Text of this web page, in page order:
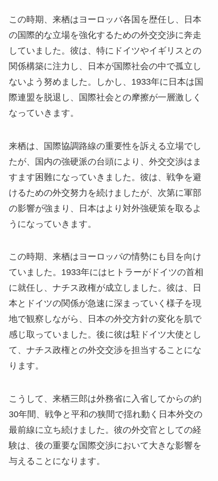
この時期、来栖はヨーロッパ各国を歴任し、日本
の国際的な立場を強化するための外交交渉に奔走
していました。彼は、特にドイツやイギリスとの
関係構築に注力し、日本が国際社会の中で孤立し
ないよう努めました。しかし、1933年に日本は国
際連盟を脱退し、国際社会との摩擦が一層激しく
なっていきます。
来栖は、国際協調路線の重要性を訴える立場でし
たが、国内の強硬派の台頭により、外交交渉はま
すます困難になっていきました。彼は、戦争を避
けるための外交努力を続けましたが、次第に軍部
の影響が強まり、日本はより対外強硬策を取るよ
うになっていきます。
この時期、来栖はヨーロッパの情勢にも目を向け
ていました。1933年にはヒトラーがドイツの首相
に就任し、ナチス政権が成立しました。彼は、日
本とドイツの関係が急速に深まっていく様子を現
地で観察しながら、日本の外交方針の変化を肌で
感じ取っていました。後に彼は駐ドイツ大使とし
て、ナチス政権との外交交渉を担当することにな
ります。
こうして、来栖三郎は外務省に入省してからの約
30年間、戦争と平和の狭間で揺れ動く日本外交の
最前線に立ち続けました。彼の外交官としての経
験は、後の重要な国際交渉において大きな影響を
与えることになります。